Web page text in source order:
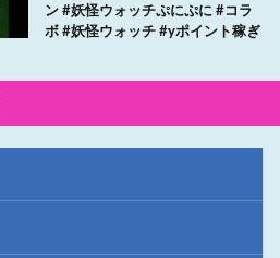
ン #妖怪ウォッチぷにぷに #コラ
ボ #妖怪ウォッチ #yポイント稼ぎ